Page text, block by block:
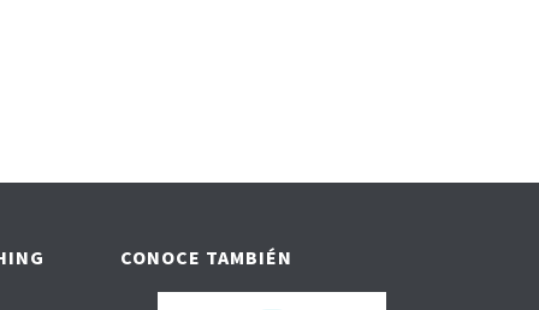
CONOCE TAMBIÉN